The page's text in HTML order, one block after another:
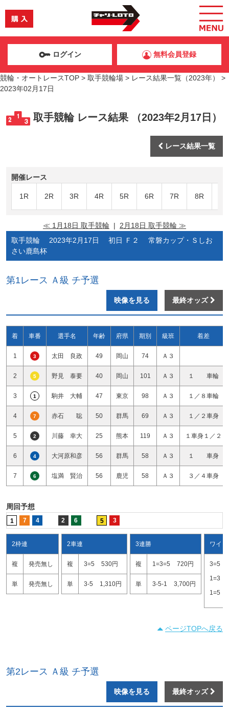
ログイン 無料会員登録
競輪・オートレースTOP > 取手競輪場 > レース結果一覧（2023年）
>
2023年02月17日
取手競輪 レース結果 （2023年2月17日）
レース結果一覧
開催レース
1R 2R 3R 4R 5R 6R 7R 8R
≪ 1月18日 取手競輪 | 2月18日 取手競輪 ≫
取手競輪 2023年2月17日 初日 Ｆ２ 常磐カップ・Ｓしお
さい鹿島杯
第1レース Ａ級 チ予選
映像を見る 最終オッズ
着 車番 選手名 年齢 府県 期別 級班 着差
1 3 太田 良政 49 岡山 74 Ａ３
2 5 野見 泰要 40 岡山 101 Ａ３ １ 車輪
3 1 駒井 大輔 47 東京 98 Ａ３ １／８車輪
4 7 赤石 聡 50 群馬 69 Ａ３ １／２車身
5 2 川藤 幸大 25 熊本 119 Ａ３ １車身１／２
6 4 大河原和彦 56 群馬 58 Ａ３ １ 車身
7 6 塩満 賢治 56 鹿児 58 Ａ３ ３／４車身
周回予想
1 7 4 2 6 5 3
2枠連
複 発売無し
単 発売無し
2車連
複 3=5 530円
単 3-5 1,310円
3連勝
複 1=3=5 720円
単 3-5-1 3,700円
ワイド
3=5
1=3
1=5
ページTOPへ戻る
第2レース Ａ級 チ予選
映像を見る 最終オッズ